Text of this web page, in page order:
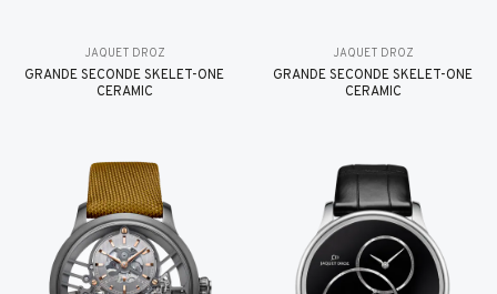
JAQUET DROZ
GRANDE SECONDE SKELET-ONE
CERAMIC
JAQUET DROZ
GRANDE SECONDE SKELET-ONE
CERAMIC